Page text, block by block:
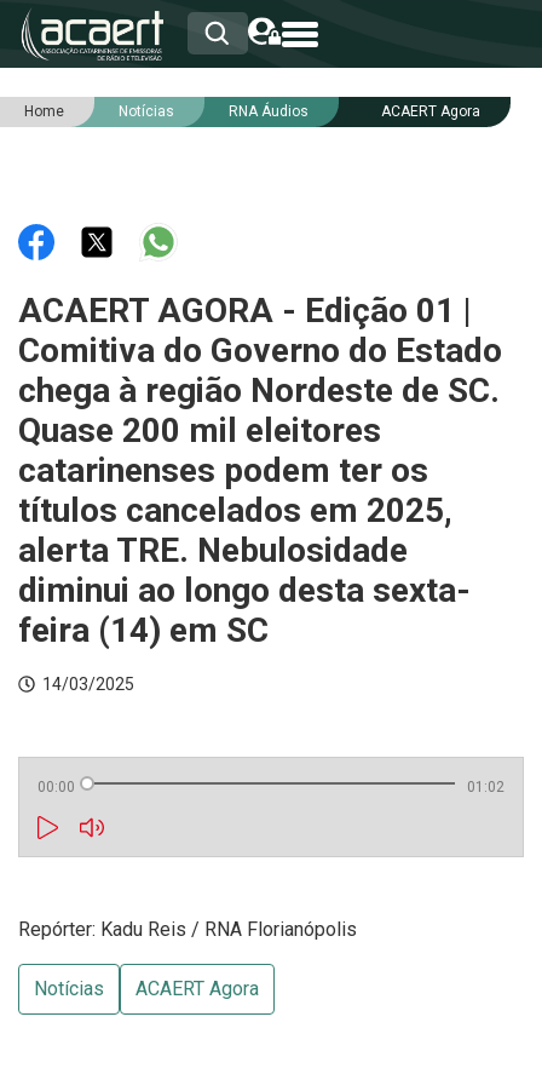
HOME
RNA
NOTÍCIAS
INTEGRIDADE
Home Notícias RNA Áudios ACAERT Agora
ACAERT AGORA - Edição 01 |
Comitiva do Governo do Estado
chega à região Nordeste de SC.
Quase 200 mil eleitores
catarinenses podem ter os
títulos cancelados em 2025,
alerta TRE. Nebulosidade
diminui ao longo desta sexta-
feira (14) em SC
14/03/2025
00:00 01:02
Repórter: Kadu Reis / RNA Florianópolis
Notícias ACAERT Agora